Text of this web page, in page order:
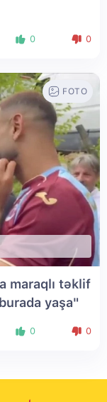
0 0
FOTO
maraqlı təklif
yaşa"
0 0